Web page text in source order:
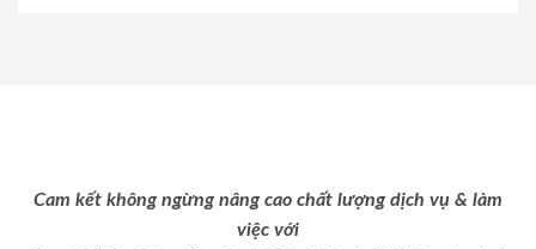
Cam kết không ngừng nâng cao chất lượng dịch vụ & làm
việc với